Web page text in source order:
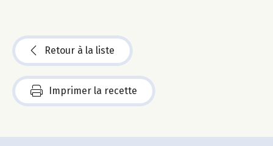
Retour à la liste
Imprimer la recette